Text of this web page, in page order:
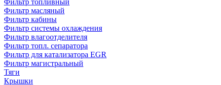
Фильтр топливный
Фильтр масляный
Фильтр кабины
Фильтр системы охлаждения
Фильтр влагоотделителя
Фильтр топл. сепаратора
Фильтр для катализатора EGR
Фильтр магистральный
Тяги
Крышки